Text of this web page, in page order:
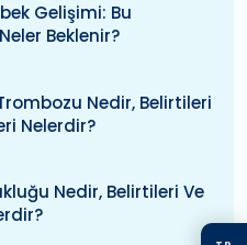
Gelişimi: Bu
Beklenir?
Nedir, Belirtileri
Nelerdir?
Nedir, Belirtileri Ve